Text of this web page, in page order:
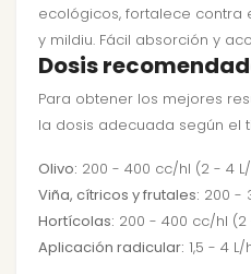
ecológicos, fortalece
y mildiu. Fácil absorción y
Dosis
Para obtener los mejores
la dosis adecuada según el
Olivo: 200 - 400 cc/hl (2 - 4
Viña, cítricos y frutales: 200 -
Hortícolas: 200 - 400 cc/hl (2
Aplicación radicular: 1,5 - 4 L/